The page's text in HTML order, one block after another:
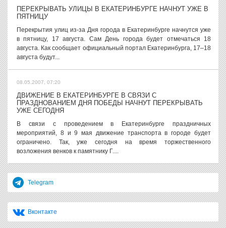
ПЕРЕКРЫВАТЬ УЛИЦЫ В ЕКАТЕРИНБУРГЕ НАЧНУТ УЖЕ В
ПЯТНИЦУ
Перекрытия улиц из-за Дня города в Екатеринбурге начнутся уже
в пятницу, 17 августа. Сам День города будет отмечаться 18
августа. Как сообщает официальный портал Екатеринбурга, 17–18
августа будут...
08.05.2007, 07:20
ДВИЖЕНИЕ В ЕКАТЕРИНБУРГЕ В СВЯЗИ С
ПРАЗДНОВАНИЕМ ДНЯ ПОБЕДЫ НАЧНУТ ПЕРЕКРЫВАТЬ
УЖЕ СЕГОДНЯ
В связи с проведением в Екатеринбурге праздничных
мероприятий, 8 и 9 мая движение транспорта в городе будет
ограничено. Так, уже сегодня на время торжественного
возложения венков к памятнику Г....
Telegram
Вконтакте